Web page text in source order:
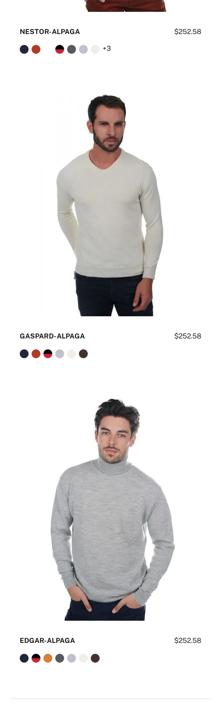
$252.58
NESTOR-ALPAGA
+3
$252.58
GASPARD-ALPAGA
$252.58
EDGAR-ALPAGA